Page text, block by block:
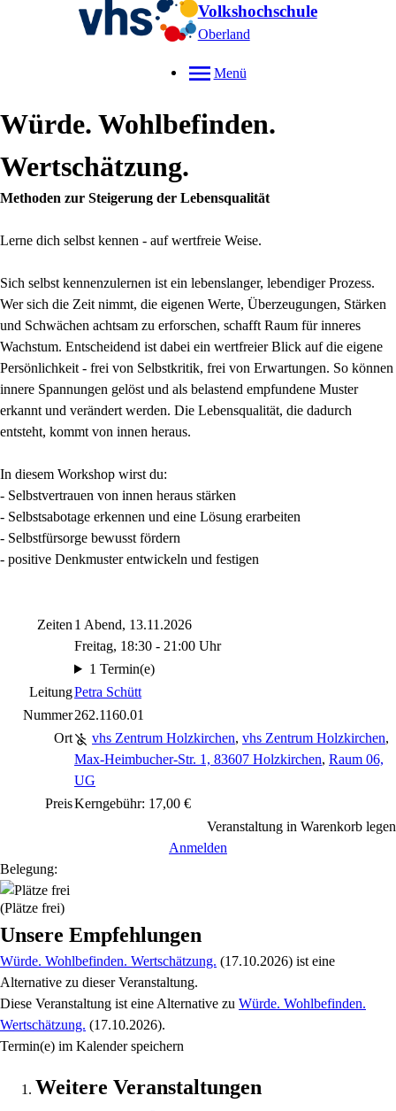
Volkshochschule
Oberland
Menü
Würde. Wohlbefinden.
Wertschätzung.
Methoden zur Steigerung der Lebensqualität
Lerne dich selbst kennen - auf wertfreie Weise.
Sich selbst kennenzulernen ist ein lebenslanger, lebendiger Prozess.
Wer sich die Zeit nimmt, die eigenen Werte, Überzeugungen, Stärken
und Schwächen achtsam zu erforschen, schafft Raum für inneres
Wachstum. Entscheidend ist dabei ein wertfreier Blick auf die eigene
Persönlichkeit - frei von Selbstkritik, frei von Erwartungen. So können
innere Spannungen gelöst und als belastend empfundene Muster
erkannt und verändert werden. Die Lebensqualität, die dadurch
entsteht, kommt von innen heraus.
In diesem Workshop wirst du:
- Selbstvertrauen von innen heraus stärken
- Selbstsabotage erkennen und eine Lösung erarbeiten
- Selbstfürsorge bewusst fördern
- positive Denkmuster entwickeln und festigen
Zeiten 1 Abend, 13.11.2026
Freitag, 18:30 - 21:00 Uhr
1 Termin(e)
LeitungPetra Schütt
Nummer262.1160.01
Ort
vhs Zentrum Holzkirchen, vhs Zentrum Holzkirchen,
Max-Heimbucher-Str. 1, 83607 Holzkirchen, Raum 06,
UG
PreisKerngebühr: 17,00 €
Veranstaltung in Warenkorb legen
Anmelden
Belegung:
(Plätze frei)
Unsere Empfehlungen
Würde. Wohlbefinden. Wertschätzung. (17.10.2026) ist eine
Alternative zu dieser Veranstaltung.
Diese Veranstaltung ist eine Alternative zu Würde. Wohlbefinden.
Wertschätzung. (17.10.2026).
Termin(e) im Kalender speichern
Weitere Veranstaltungen